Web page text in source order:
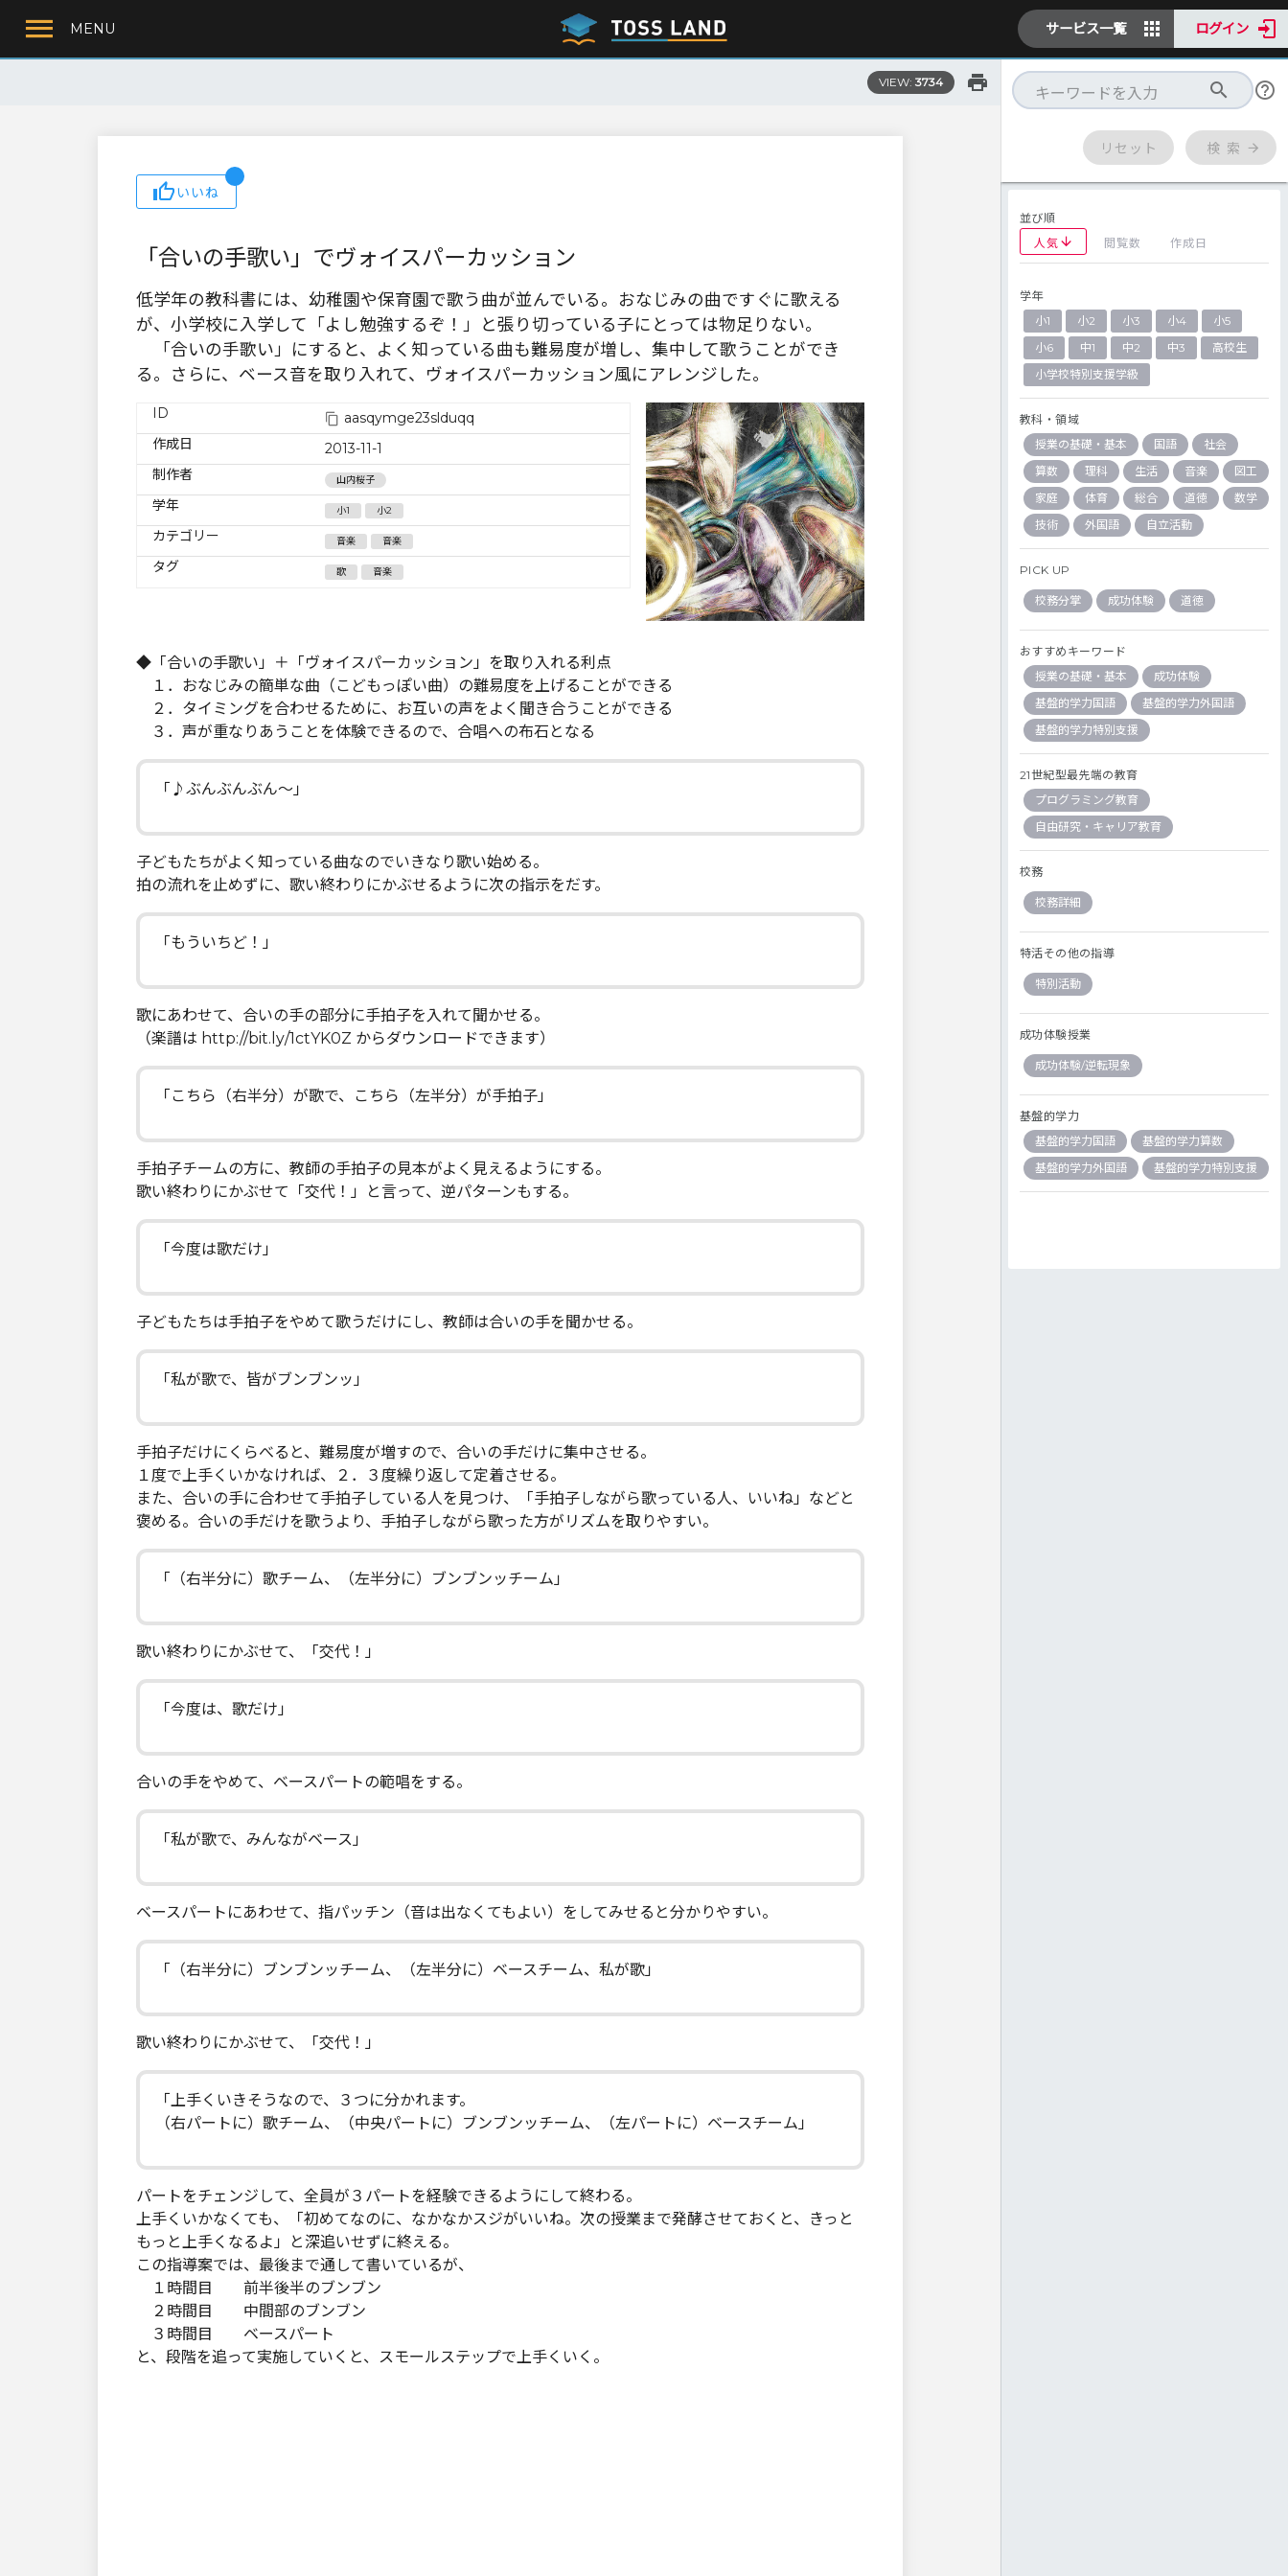
MENU サービス一覧 ログイン
VIEW: 3734
いいね
「合いの手歌い」でヴォイスパーカッション
低学年の教科書には、幼稚園や保育園で歌う曲が並んでいる。おなじみの曲ですぐに歌える
が、小学校に入学して「よし勉強するぞ！」と張り切っている子にとっては物足りない。
「合いの手歌い」にすると、よく知っている曲も難易度が増し、集中して歌うことができ
る。さらに、ベース音を取り入れて、ヴォイスパーカッション風にアレンジした。
ID
aasqymge23slduqq
作成日
2013-11-1
制作者
山内桜子
学年 小1 小2
カテゴリー 音楽 音楽
タグ 歌 音楽
◆「合いの手歌い」＋「ヴォイスパーカッション」を取り入れる利点
１．おなじみの簡単な曲（こどもっぽい曲）の難易度を上げることができる
２．タイミングを合わせるために、お互いの声をよく聞き合うことができる
３．声が重なりあうことを体験できるので、合唱への布石となる
「♪ぶんぶんぶん～」
子どもたちがよく知っている曲なのでいきなり歌い始める。
拍の流れを止めずに、歌い終わりにかぶせるように次の指示をだす。
「もういちど！」
歌にあわせて、合いの手の部分に手拍子を入れて聞かせる。
（楽譜は http://bit.ly/1ctYK0Z からダウンロードできます）
「こちら（右半分）が歌で、こちら（左半分）が手拍子」
手拍子チームの方に、教師の手拍子の見本がよく見えるようにする。
歌い終わりにかぶせて「交代！」と言って、逆パターンもする。
「今度は歌だけ」
子どもたちは手拍子をやめて歌うだけにし、教師は合いの手を聞かせる。
「私が歌で、皆がブンブンッ」
手拍子だけにくらべると、難易度が増すので、合いの手だけに集中させる。
１度で上手くいかなければ、２．３度繰り返して定着させる。
また、合いの手に合わせて手拍子している人を見つけ、「手拍子しながら歌っている人、いいね」などと
褒める。合いの手だけを歌うより、手拍子しながら歌った方がリズムを取りやすい。
「（右半分に）歌チーム、（左半分に）ブンブンッチーム」
歌い終わりにかぶせて、「交代！」
「今度は、歌だけ」
合いの手をやめて、ベースパートの範唱をする。
「私が歌で、みんながベース」
ベースパートにあわせて、指パッチン（音は出なくてもよい）をしてみせると分かりやすい。
「（右半分に）ブンブンッチーム、（左半分に）ベースチーム、私が歌」
歌い終わりにかぶせて、「交代！」
「上手くいきそうなので、３つに分かれます。
（右パートに）歌チーム、（中央パートに）ブンブンッチーム、（左パートに）ベースチーム」
パートをチェンジして、全員が３パートを経験できるようにして終わる。
上手くいかなくても、「初めてなのに、なかなかスジがいいね。次の授業まで発酵させておくと、きっと
もっと上手くなるよ」と深追いせずに終える。
この指導案では、最後まで通して書いているが、
１時間目 前半後半のブンブン
２時間目 中間部のブンブン
３時間目 ベースパート
と、段階を追って実施していくと、スモールステップで上手くいく。
リセット 検 索
並び順
人気
閲覧数 作成日
学年
小1
小2 小3 小4
小5
小6
中1 中2 中3
高校生
小学校特別支援学級
教科・領域
授業の基礎・基本
国語
社会
算数
理科 生活 音楽
図工
家庭
体育 総合 道徳
数学
技術
外国語 自立活動
PICK UP
校務分掌 成功体験 道徳
おすすめキーワード
授業の基礎・基本
成功体験
基盤的学力国語
基盤的学力外国語
基盤的学力特別支援
21世紀型最先端の教育
プログラミング教育
自由研究・キャリア教育
校務
校務詳細
特活その他の指導
特別活動
成功体験授業
成功体験/逆転現象
基盤的学力
基盤的学力国語
基盤的学力算数
基盤的学力外国語
基盤的学力特別支援